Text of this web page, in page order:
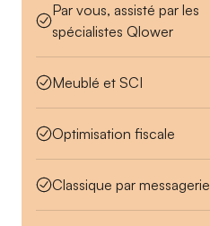
Par vous, assisté par les
spécialistes Qlower
Meublé et SCI
Optimisation fiscale
Classique par messagerie